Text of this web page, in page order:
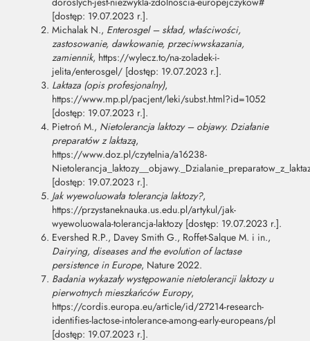
[dostęp: 19.07.2023 r.].
Michalak N., Enterosgel – skład, właściwości,
zastosowanie, dawkowanie, przeciwwskazania,
zamiennik, https://wylecz.to/na-zoladek-i-
jelita/enterosgel/ [dostęp: 19.07.2023 r.].
Laktaza (opis profesjonalny),
https://www.mp.pl/pacjent/leki/subst.html?id=1052
[dostęp: 19.07.2023 r.].
Pietroń M., Nietolerancja laktozy – objawy. Działanie
preparatów z laktazą,
https://www.doz.pl/czytelnia/a16238-
[dostęp: 19.07.2023 r.].
Jak wyewoluowała tolerancja laktozy?,
https://przystaneknauka.us.edu.pl/artykul/jak-
wyewoluowala-tolerancja-laktozy [dostęp: 19.07.2023 r.].
Evershed R.P., Davey Smith G., Roffet-Salque M. i in.,
Dairying, diseases and the evolution of lactase
persistence in Europe, Nature 2022.
Badania wykazały występowanie nietolerancji laktozy u
pierwotnych mieszkańców Europy,
https://cordis.europa.eu/article/id/27214-research-
identifies-lactose-intolerance-among-early-europeans/pl
[dostęp: 19.07.2023 r.].